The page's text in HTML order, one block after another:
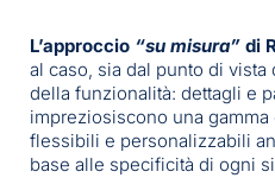
L’approccio “su misura” di
al caso, sia dal punto di
della funzionalità: dettagli e
impreziosiscono una
flessibili e personalizzabili
base alle specificità di ogni